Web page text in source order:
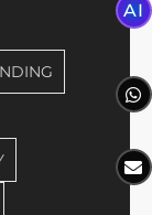
AI